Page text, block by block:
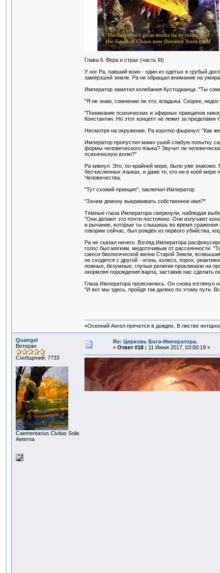
Глава 6. Вера и страх (часть III)
У ног Ра, павший воин - один из одетых в грубый
замёрзшей земле. Ра не обращал внимание на
Император заметил колебания Кустодианца. "Ты
"Я не знаю, сомнение ли это, владыка. Скорее,
"Понимание психических и эфирных принципов
Константин. Но этот концепт не лежит за пределами
Несмотря на окружение, Ра коротко фыркнул: "Как
Император пропустил мимо ушей слабую попытку
формы человеческого языка? Звучит ли
психическую волю?"
Ра кивнул. Это, по-крайней мере, было уже знакомо.
бесчисленных языках, и даже те, кто ни в коей
Человечества.
"Тут схожий принцип", заключил Император.
"Зачем демону выкрикивать собственное имя?"
Тёмные глаза Императора сверкнули, наблюдая
"Они делают это почти постоянно. Они излучают
и рычание, которые ты слышишь во время сражения
говорим сейчас, был рождён из первого убийства,
Ра не сказал ничего. Взгляд Императора
голос был мягким, медоточивым от рассеянности.
смеси биологической жизни Старой Земли,
не сходится с другой - огонь, колесо, порох,
ложные, безумные, глупые религии проклинали на
окормляя порождения варпа, заставив нас сделать
Глаза Императора прояснились. Он снова взглянул
"И вот мы здесь, пройдя так далеко по этому пути.
«Осенний Ангел прячется в дождях. В листве
Quangel
Ветеран
Сообщений: 7733
Сaementarius Civitas Solis
Aeterna
Re: Церковь Бога-Императора.
« Ответ #18 : 11 Июня 2017, 03:00:19 »